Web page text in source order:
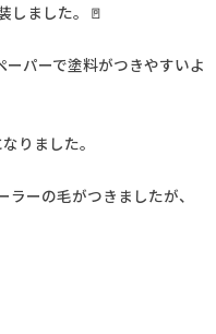
しました。🚪
ーパーで塗料がつきやすいよ
りました。
ーの毛がつきましたが、